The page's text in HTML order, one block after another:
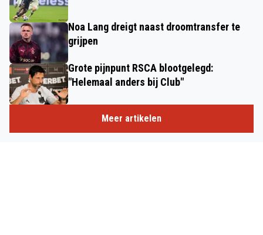
Noa Lang dreigt naast droomtransfer te
grijpen
Grote pijnpunt RSCA blootgelegd:
"Helemaal anders bij Club"
Meer artikelen